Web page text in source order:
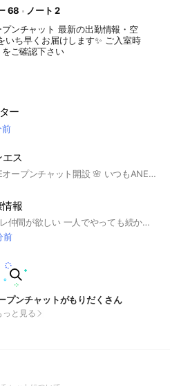
68
ノート 2
ンチャット 最新の出勤情報・空
いち早くお届けします✨ ご入室時
ご確認下さい
ー
ス
🌸 ANESSA大阪 LINEオープンチャット開設 🌸 いつもANESSA大阪をご利用いただきありがとうございます♡ 📢 最新情報をもっと早くお届けするために、 LINEオープンチャットを開設いたしました♪ ━━━━━━━━━━━━━━━ 💗 オープンチャットで配信する内容 💗 ✨ 新人セラピストデビュー情報 ✨ リアルタイム出勤情報 ✨ お得な割引・ゲリライベント ✨ 限定キャンペーン情報 ✨ 空き枠・最新情報 ━━━━━━━━━━━━━━━ 📱 LINEオープンチャットは ニックネームで参加OK！ 友だち追加不要♪ 個人のLINEアカウントも表示されないので、安心してご参加いただけます♡ ━━━━━━━━━━━━━━━ 💡こんな方におすすめ♪ 💕 お得な情報を見逃したくない！ 💕 新人セラピスト情報をいち早く知りたい！ 💕 空き状況をリアルタイムで確認したい！ ━━━━━━━━━━━━━━━ ⭐️ANESSA大阪の最新情報を⭐️ どこよりも早くお届けいたします♡ ぜひお気軽にご参加ください♪ スタッフ一同、 皆様のご参加を心よりお待ちしております♡
報
体型を変えたい 筋トレ仲間が欲しい 一人でやっても続かない 食事管理について相談したい 何から始めたらいいか分からない そんなあなた😌 ボディメイクのための食事・毎日のトレーニング・使っているサプリや器具などの情報共有をして みんなで頑張りましょう🏆 中学生から大人まで 幅広い世代の仲間が待っています。 お気軽にご参加ください☺️ ※入室後は必ずルールを読んでね！ ⚠️名前とアイコンに注意⚠️ 政治/宗教/下ネタ/反社会的/犯罪/公序良俗に反する内容/その他管理人の判断で告知なく退室処分になる可能性があります。
前
プンチャットがもりだくさん
っと見る